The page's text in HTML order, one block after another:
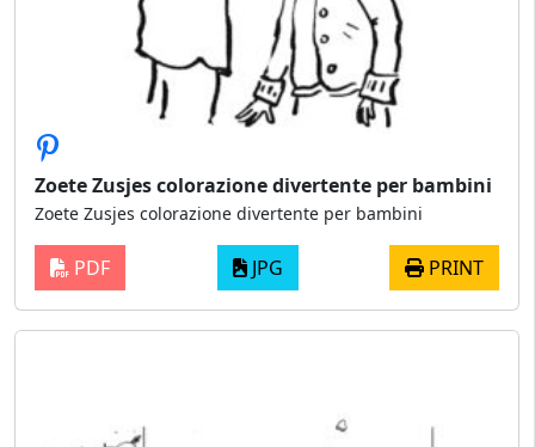
Zoete Zusjes colorazione divertente per bambini
Zoete Zusjes colorazione divertente per bambini
PDF JPG PRINT